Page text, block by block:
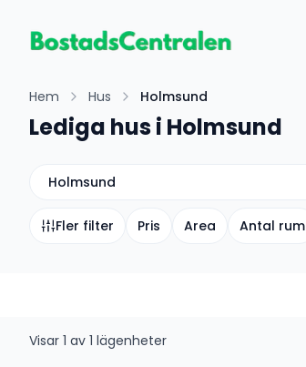
Hem Hus Holmsund
Lediga hus i Holmsund
Holmsund
Fler filter Pris Area Antal rum
Visar 1 av 1 lägenheter